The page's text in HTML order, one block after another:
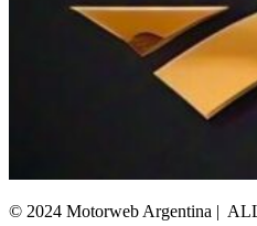
© 2024 Motorweb Argentina |